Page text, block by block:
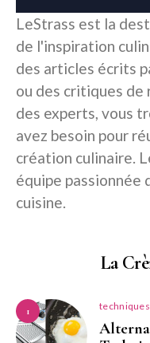
LeStrass est la
de l'inspiration
des articles écrits
ou des critiques de
des experts, vous
avez besoin pour
création culinaire.
équipe passionnée
cuisine.
La
1 techniques